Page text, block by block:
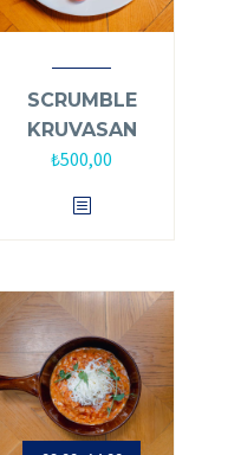
SCRUMBLE
KRUVASAN
₺500,00